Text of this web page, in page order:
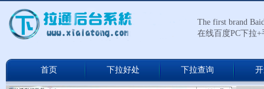
The first brand
在线百度PC下拉
首页 下拉好处 下拉查询